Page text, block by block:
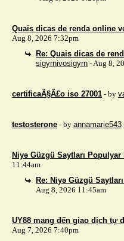
Quais dicas de renda online
Aug 8, 2026 7:32pm
Re: Quais dicas de
sigyrnivosigyrn - Aug 8,
certificaÃ§Ã£o iso 27001 - by
testosterone - by annamarie543
Niyə Güzgü Saytları
11:44am
Re: Niyə Güzgü
Aug 8, 2026 11:45am
UY88 mang đến giao dịch tự
Aug 7, 2026 7:40pm